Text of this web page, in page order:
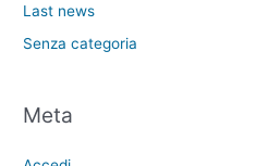
Last news
Senza categoria
Meta